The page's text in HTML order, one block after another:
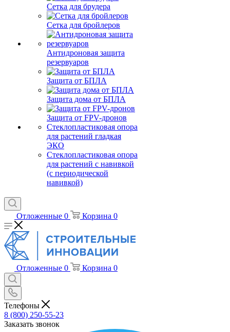
Сетка для брудера
Сетка для бройлеров
Антидроновая защита
резервуаров
Защита от БПЛА
Защита дома от БПЛА
Защита от FPV-дронов
Стеклопластиковая опора
для растений гладкая
ЭКО
Стеклопластиковая опора
для растений с навивкой
(с периодической
навивкой)
Отложенные 0 Корзина 0
Отложенные 0 Корзина 0
Телефоны
8 (800) 250-55-23
Заказать звонок